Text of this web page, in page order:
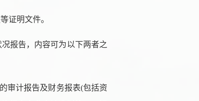
证明文件。
报告，内容可为以下两者之
审计报告及财务报表(包括资